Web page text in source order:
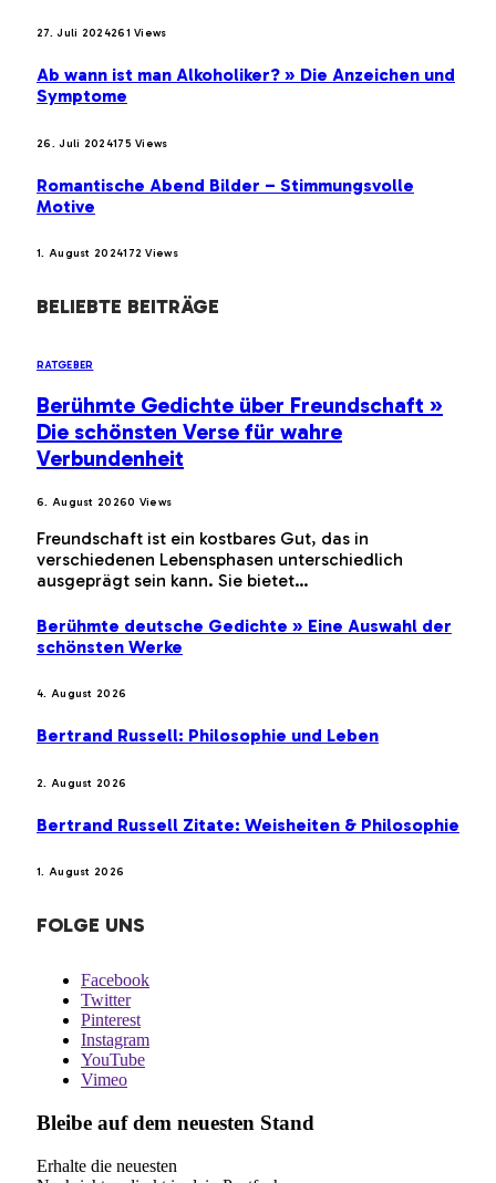
27. Juli 2024261Views
Ab wann ist man Alkoholiker? » Die Anzeichen und
Symptome
26. Juli 2024175Views
Romantische Abend Bilder – Stimmungsvolle
Motive
1. August 2024172Views
BELIEBTE BEITRÄGE
RATGEBER
Berühmte Gedichte über Freundschaft »
Die schönsten Verse für wahre
Verbundenheit
6. August 20260 Views
Freundschaft ist ein kostbares Gut, das in
verschiedenen Lebensphasen unterschiedlich
ausgeprägt sein kann. Sie bietet…
Berühmte deutsche Gedichte » Eine Auswahl der
schönsten Werke
4. August 2026
Bertrand Russell: Philosophie und Leben
2. August 2026
Bertrand Russell Zitate: Weisheiten & Philosophie
1. August 2026
FOLGE UNS
Facebook
Twitter
Pinterest
Instagram
YouTube
Vimeo
Bleibe auf dem neuesten Stand
Erhalte die neuesten